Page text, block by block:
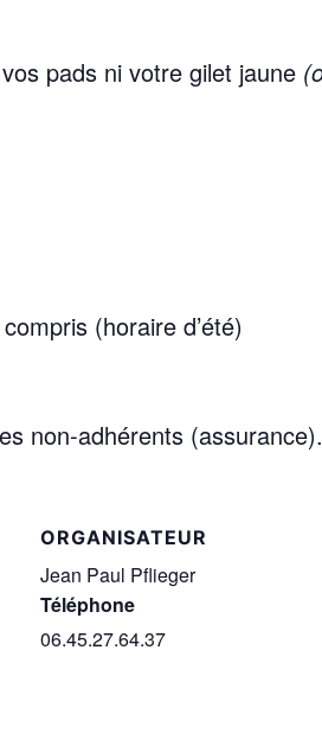
pads ni votre gilet jaune
(horaire d’été)
non-adhérents (assurance).
ORGANISATEUR
Jean Paul Pflieger
Téléphone
06.45.27.64.37